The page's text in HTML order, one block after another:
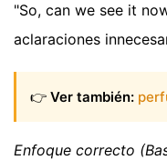
"So, can we see it
aclaraciones
👉 Ver también:
Enfoque correcto